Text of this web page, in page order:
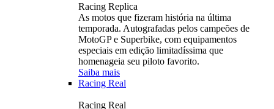
Racing Replica
As motos que fizeram história na última
temporada. Autografadas pelos campeões de
MotoGP e Superbike, com equipamentos
especiais em edição limitadíssima que
homenageia seu piloto favorito.
Saiba mais
Racing Real
Racing Real